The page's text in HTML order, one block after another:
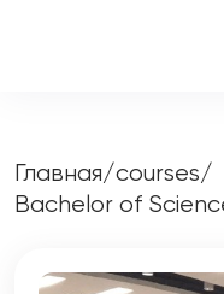
Главная/courses/
Bachelor of